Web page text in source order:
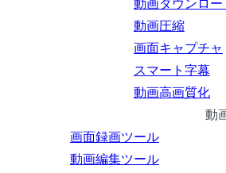
動画ダウンロー
動画圧縮
画面キャプチャ
スマート字幕
動画高画質化
動
画面録画ツール
動画編集ツール